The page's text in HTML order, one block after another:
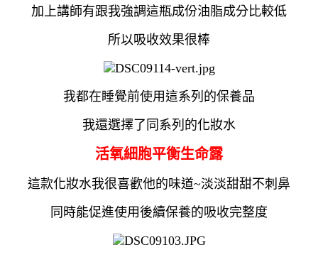
加上講師有跟我強調這瓶成份油脂成分比較低
所以吸收效果很棒
我都在睡覺前使用這系列的保養品
我還選擇了同系列的化妝水
活氧細胞平衡生命露
這款化妝水我很喜歡他的味道~淡淡甜甜不刺鼻
同時能促進使用後續保養的吸收完整度